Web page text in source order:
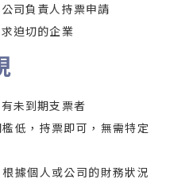
司負責人持票申請
迫切的企業
未到期支票者
低，持票即可，無需特定
據個人或公司的財務狀況